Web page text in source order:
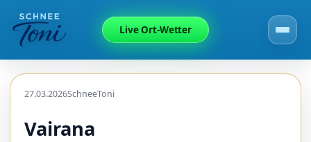
Live Ort-Wetter
27.03.2026SchneeToni
Vairana